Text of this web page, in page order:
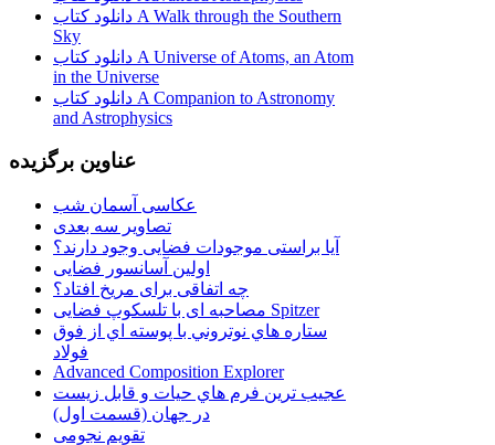
دانلود کتاب A Walk through the Southern
Sky
دانلود کتاب A Universe of Atoms, an Atom
in the Universe
دانلود کتاب A Companion to Astronomy
and Astrophysics
عناوین برگزیده
عکاسی آسمان شب
تصاویر سه بعدی
آیا براستی موجودات فضایی وجود دارند؟
اولین آسانسور فضایی
چه اتفاقی برای مریخ افتاد؟
مصاحبه ای با تلسکوپ فضایی Spitzer
ستاره هاي نوتروني با پوسته اي از فوق
فولاد
Advanced Composition Explorer
عجیب ترین فرم هاي حيات و قابل زيست
در جهان (قسمت اول)
تقویم نجومی